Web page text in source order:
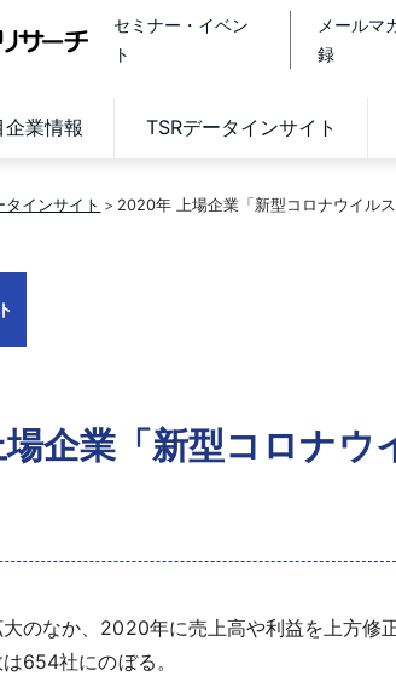
セミナー・イベン
ト
メールマ
録
業情報 TSRデータインサイト
タインサイト 2020年 上場企業「新型コロナウイル
企業「新型コロナウ
のなか、2020年に売上高や利益を上方修
654社にのぼる。